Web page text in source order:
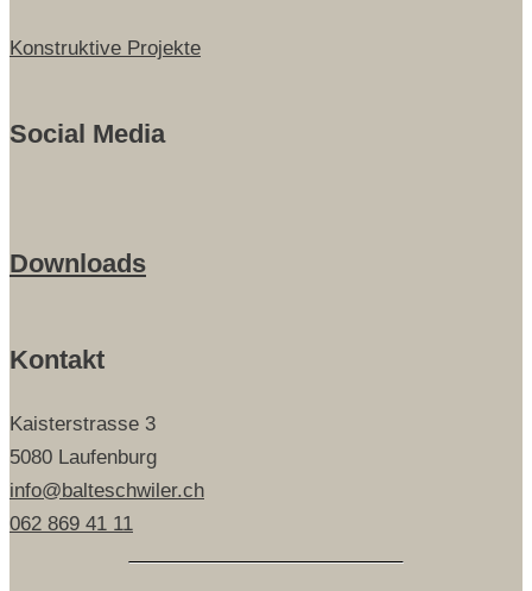
Konstruktive Projekte
Social Media
Downloads
Kontakt
Kaisterstrasse 3
5080 Laufenburg
info@balteschwiler.ch
062 869 41 11